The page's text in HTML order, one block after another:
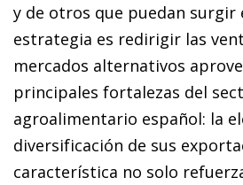
y de otros que puedan surgir
estrategia es redirigir las
mercados alternativos
principales fortalezas del
agroalimentario español: la
diversificación de sus
característica no solo